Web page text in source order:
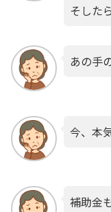
そした
あの手
今、本
補助金